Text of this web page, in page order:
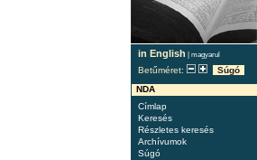
in English | magyarul
Betűméret:
Súgó
NDA
Címlap
Keresés
Részletes keresés
Archívumok
Súgó